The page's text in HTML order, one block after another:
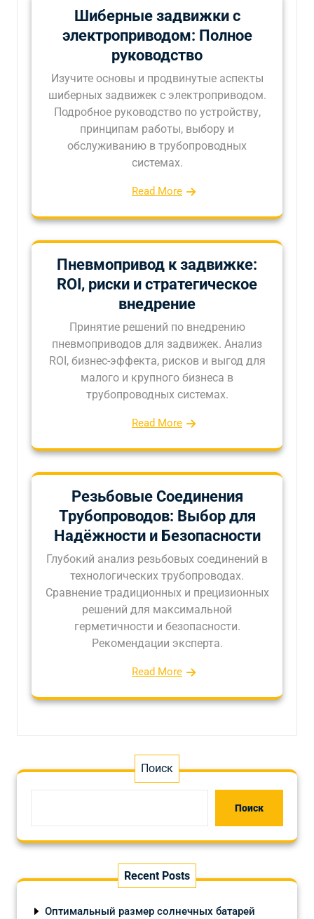
Шиберные задвижки с
электроприводом: Полное
руководство
Изучите основы и продвинутые аспекты
шиберных задвижек с электроприводом.
Подробное руководство по устройству,
принципам работы, выбору и
обслуживанию в трубопроводных
системах.
Read More
Пневмопривод к задвижке:
ROI, риски и стратегическое
внедрение
Принятие решений по внедрению
пневмоприводов для задвижек. Анализ
ROI, бизнес-эффекта, рисков и выгод для
малого и крупного бизнеса в
трубопроводных системах.
Read More
Резьбовые Соединения
Трубопроводов: Выбор для
Надёжности и Безопасности
Глубокий анализ резьбовых соединений в
технологических трубопроводах.
Сравнение традиционных и прецизионных
решений для максимальной
герметичности и безопасности.
Рекомендации эксперта.
Read More
Поиск
Поиск
Recent Posts
Оптимальный размер солнечных батарей